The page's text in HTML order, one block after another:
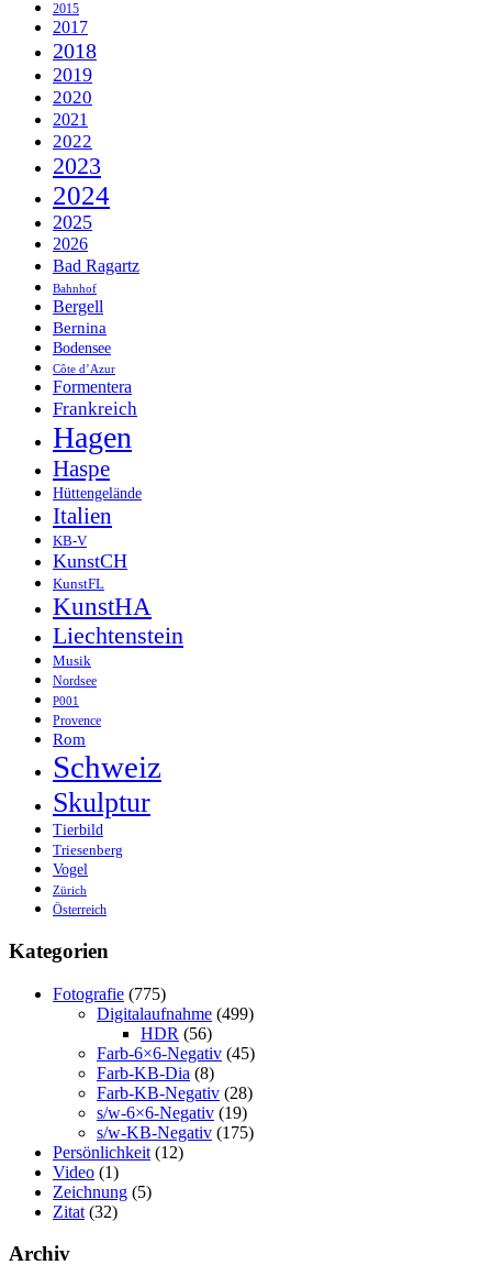
2015
2017
2018
2019
2020
2021
2022
2023
2024
2025
2026
Bad Ragartz
Bahnhof
Bergell
Bernina
Bodensee
Côte d’Azur
Formentera
Frankreich
Hagen
Haspe
Hüttengelände
Italien
KB-V
KunstCH
KunstFL
KunstHA
Liechtenstein
Musik
Nordsee
P001
Provence
Rom
Schweiz
Skulptur
Tierbild
Triesenberg
Vogel
Zürich
Österreich
Kategorien
Fotografie (775)
Digitalaufnahme (499)
HDR (56)
Farb-6×6-Negativ (45)
Farb-KB-Dia (8)
Farb-KB-Negativ (28)
s/w-6×6-Negativ (19)
s/w-KB-Negativ (175)
Persönlichkeit (12)
Video (1)
Zeichnung (5)
Zitat (32)
Archiv